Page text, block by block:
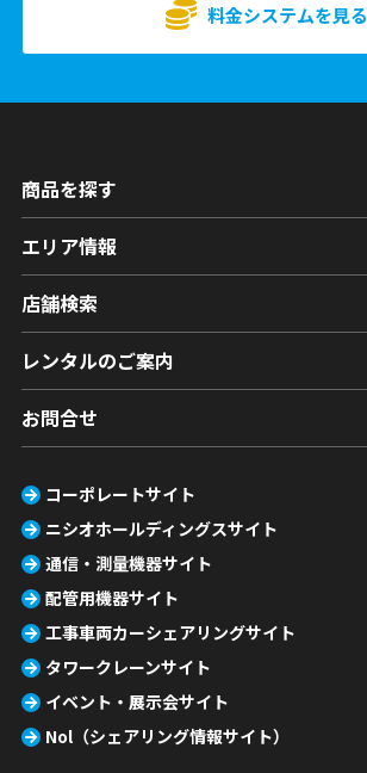
料金システムを見る
商品を探す
エリア情報
店舗検索
レンタルのご案内
お問合せ
コーポレートサイト
ニシオホールディングスサイト
通信・測量機器サイト
配管用機器サイト
工事車両カーシェアリングサイト
タワークレーンサイト
イベント・展示会サイト
Nol（シェアリング情報サイト）